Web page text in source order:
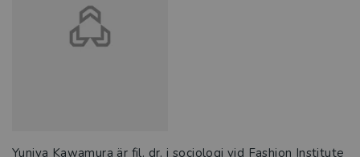
Yuniya Kawamura är fil. dr. i sociologi vid Fashion Institute